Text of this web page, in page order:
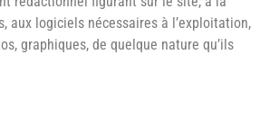
aux logiciels nécessaires à l’exploitation,
graphiques, de quelque nature qu’ils